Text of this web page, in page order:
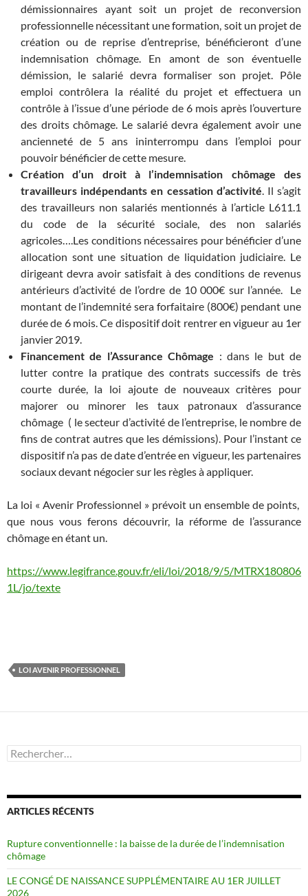
démissionnaires ayant soit un projet de reconversion
professionnelle nécessitant une formation, soit un projet de
création ou de reprise d’entreprise, bénéficieront d’une
indemnisation chômage. En amont de son éventuelle
démission, le salarié devra formaliser son projet. Pôle
emploi contrôlera la réalité du projet et effectuera un
contrôle à l’issue d’une période de 6 mois après l’ouverture
des droits chômage. Le salarié devra également avoir une
ancienneté de 5 ans ininterrompu dans l’emploi pour
pouvoir bénéficier de cette mesure.
Création d’un droit à l’indemnisation chômage des
travailleurs indépendants en cessation d’activité . Il s’agit
des travailleurs non salariés mentionnés à l’article L611.1
du code de la sécurité sociale, des non salariés
agricoles….Les conditions nécessaires pour bénéficier d’une
allocation sont une situation de liquidation judiciaire. Le
dirigeant devra avoir satisfait à des conditions de revenus
antérieurs d’activité de l’ordre de 10 000€ sur l’année. Le
montant de l’indemnité sera forfaitaire (800€) pendant une
durée de 6 mois. Ce dispositif doit rentrer en vigueur au 1er
janvier 2019.
Financement de l’Assurance Chômage : dans le but de
lutter contre la pratique des contrats successifs de très
courte durée, la loi ajoute de nouveaux critères pour
majorer ou minorer les taux patronaux d’assurance
chômage ( le secteur d’activité de l’entreprise, le nombre de
fins de contrat autres que les démissions). Pour l’instant ce
dispositif n’a pas de date d’entrée en vigueur, les partenaires
sociaux devant négocier sur les règles à appliquer.
La loi « Avenir Professionnel » prévoit un ensemble de points,
que nous vous ferons découvrir, la réforme de l’assurance
chômage en étant un.
https://www.legifrance.gouv.fr/eli/loi/2018/9/5/MTRX180806
1L/jo/texte
LOI AVENIR PROFESSIONNEL
Rechercher :
ARTICLES RÉCENTS
Rupture conventionnelle : la baisse de la durée de l’indemnisation
chômage
LE CONGÉ DE NAISSANCE SUPPLÉMENTAIRE AU 1ER JUILLET
2026